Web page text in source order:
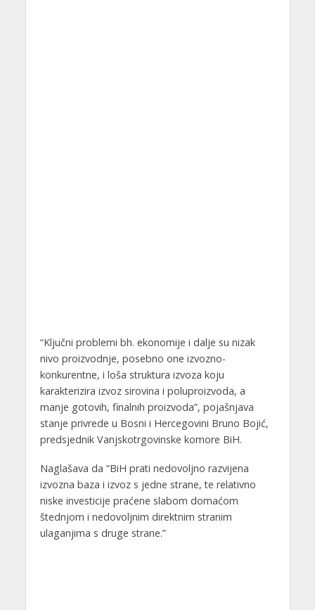
“Ključni problemi bh. ekonomije i dalje su nizak
nivo proizvodnje, posebno one izvozno-
konkurentne, i loša struktura izvoza koju
karakterizira izvoz sirovina i poluproizvoda, a
manje gotovih, finalnih proizvoda”, pojašnjava
stanje privrede u Bosni i Hercegovini Bruno Bojić,
predsjednik Vanjskotrgovinske komore BiH.
Naglašava da “BiH prati nedovoljno razvijena
izvozna baza i izvoz s jedne strane, te relativno
niske investicije praćene slabom domaćom
štednjom i nedovoljnim direktnim stranim
ulaganjima s druge strane.”